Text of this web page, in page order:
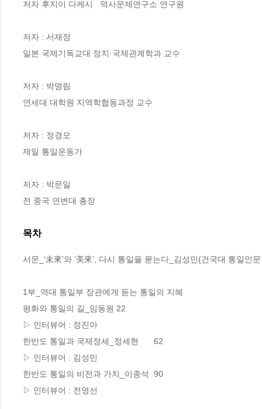
저자 후지이 다케시   역사문제연구소 연구원
저자 : 서재정
일본 국제기독교대 정치·국제관계학과 교수
저자 : 박명림
연세대 대학원 지역학협동과정 교수
저자 : 정경모
재일 통일운동가
저자 : 박문일
전 중국 연변대 총장
목차
서문_‘未來’와 ‘美來’, 다시 통일을 묻는다_김성민(건국대 통일인문
1부_역대 통일부 장관에게 듣는 통일의 지혜
평화와 통일의 길_임동원	22
▷ 인터뷰어 : 정진아
한반도 통일과 국제정세_정세현	62
▷ 인터뷰어 : 김성민
한반도 통일의 비전과 가치_이종석	90
▷ 인터뷰어 : 전영선